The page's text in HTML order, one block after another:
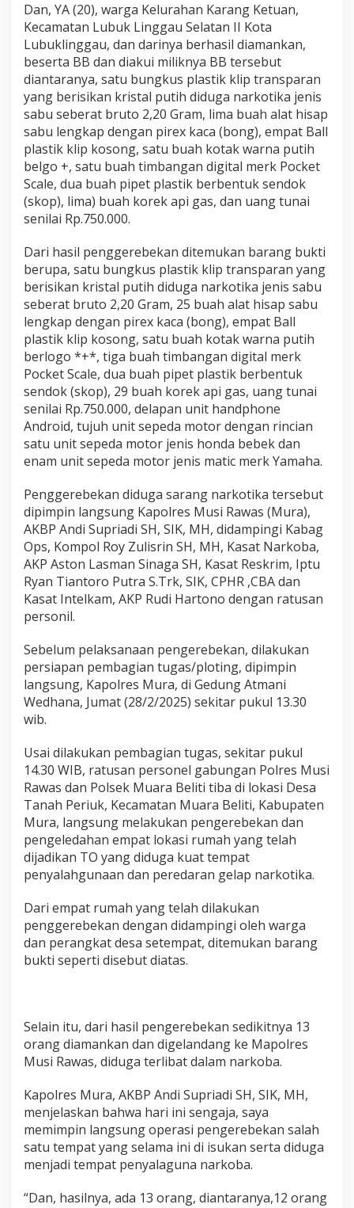
Dan, YA (20), warga Kelurahan Karang Ketuan,
Kecamatan Lubuk Linggau Selatan II Kota
Lubuklinggau, dan darinya berhasil diamankan,
beserta BB dan diakui miliknya BB tersebut
diantaranya, satu bungkus plastik klip transparan
yang berisikan kristal putih diduga narkotika jenis
sabu seberat bruto 2,20 Gram, lima buah alat hisap
sabu lengkap dengan pirex kaca (bong), empat Ball
plastik klip kosong, satu buah kotak warna putih
belgo +, satu buah timbangan digital merk Pocket
Scale, dua buah pipet plastik berbentuk sendok
(skop), lima) buah korek api gas, dan uang tunai
senilai Rp.750.000.
Dari hasil penggerebekan ditemukan barang bukti
berupa, satu bungkus plastik klip transparan yang
berisikan kristal putih diduga narkotika jenis sabu
seberat bruto 2,20 Gram, 25 buah alat hisap sabu
lengkap dengan pirex kaca (bong), empat Ball
plastik klip kosong, satu buah kotak warna putih
berlogo *+*, tiga buah timbangan digital merk
Pocket Scale, dua buah pipet plastik berbentuk
sendok (skop), 29 buah korek api gas, uang tunai
senilai Rp.750.000, delapan unit handphone
Android, tujuh unit sepeda motor dengan rincian
satu unit sepeda motor jenis honda bebek dan
enam unit sepeda motor jenis matic merk Yamaha.
Penggerebekan diduga sarang narkotika tersebut
dipimpin langsung Kapolres Musi Rawas (Mura),
AKBP Andi Supriadi SH, SIK, MH, didampingi Kabag
Ops, Kompol Roy Zulisrin SH, MH, Kasat Narkoba,
AKP Aston Lasman Sinaga SH, Kasat Reskrim, Iptu
Ryan Tiantoro Putra S.Trk, SIK, CPHR ,CBA dan
Kasat Intelkam, AKP Rudi Hartono dengan ratusan
personil.
Sebelum pelaksanaan pengerebekan, dilakukan
persiapan pembagian tugas/ploting, dipimpin
langsung, Kapolres Mura, di Gedung Atmani
Wedhana, Jumat (28/2/2025) sekitar pukul 13.30
wib.
Usai dilakukan pembagian tugas, sekitar pukul
14.30 WIB, ratusan personel gabungan Polres Musi
Rawas dan Polsek Muara Beliti tiba di lokasi Desa
Tanah Periuk, Kecamatan Muara Beliti, Kabupaten
Mura, langsung melakukan pengerebekan dan
pengeledahan empat lokasi rumah yang telah
dijadikan TO yang diduga kuat tempat
penyalahgunaan dan peredaran gelap narkotika.
Dari empat rumah yang telah dilakukan
penggerebekan dengan didampingi oleh warga
dan perangkat desa setempat, ditemukan barang
bukti seperti disebut diatas.
Selain itu, dari hasil pengerebekan sedikitnya 13
orang diamankan dan digelandang ke Mapolres
Musi Rawas, diduga terlibat dalam narkoba.
Kapolres Mura, AKBP Andi Supriadi SH, SIK, MH,
menjelaskan bahwa hari ini sengaja, saya
memimpin langsung operasi pengerebekan salah
satu tempat yang selama ini di isukan serta diduga
menjadi tempat penyalaguna narkoba.
“Dan, hasilnya, ada 13 orang, diantaranya,12 orang